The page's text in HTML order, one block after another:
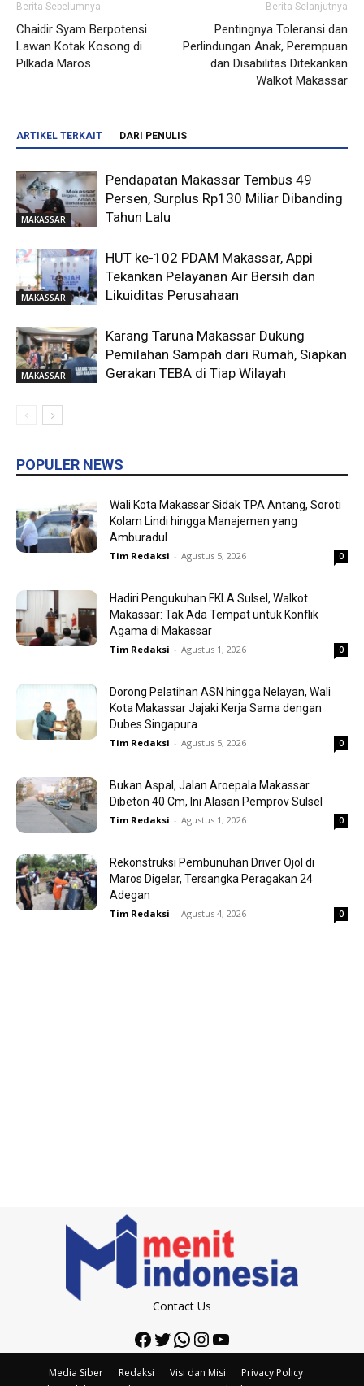
Berita Sebelumnya
Chaidir Syam Berpotensi
Lawan Kotak Kosong di
Pilkada Maros
Berita Selanjutnya
Pentingnya Toleransi dan
Perlindungan Anak, Perempuan
dan Disabilitas Ditekankan
Walkot Makassar
ARTIKEL TERKAIT DARI PENULIS
MAKASSAR
Pendapatan Makassar Tembus 49
Persen, Surplus Rp130 Miliar Dibanding
Tahun Lalu
MAKASSAR
HUT ke-102 PDAM Makassar, Appi
Tekankan Pelayanan Air Bersih dan
Likuiditas Perusahaan
MAKASSAR
Karang Taruna Makassar Dukung
Pemilahan Sampah dari Rumah, Siapkan
Gerakan TEBA di Tiap Wilayah
POPULER NEWS
Wali Kota Makassar Sidak TPA Antang, Soroti
Kolam Lindi hingga Manajemen yang
Amburadul
Tim Redaksi - Agustus 5, 2026 0
Hadiri Pengukuhan FKLA Sulsel, Walkot
Makassar: Tak Ada Tempat untuk Konflik
Agama di Makassar
Tim Redaksi - Agustus 1, 2026 0
Dorong Pelatihan ASN hingga Nelayan, Wali
Kota Makassar Jajaki Kerja Sama dengan
Dubes Singapura
Tim Redaksi - Agustus 5, 2026 0
Bukan Aspal, Jalan Aroepala Makassar
Dibeton 40 Cm, Ini Alasan Pemprov Sulsel
Tim Redaksi - Agustus 1, 2026 0
Rekonstruksi Pembunuhan Driver Ojol di
Maros Digelar, Tersangka Peragakan 24
Adegan
Tim Redaksi - Agustus 4, 2026 0
Contact Us
Facebook
Twitter
WhatsApp
Instagram
YouTube
Media Siber Redaksi Visi dan Misi
Privacy Policy